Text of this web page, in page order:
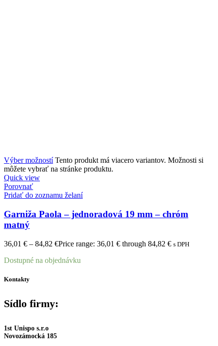
Výber možností Tento produkt má viacero variantov. Možnosti si
môžete vybrať na stránke produktu.
Quick view
Porovnať
Pridať do zoznamu želaní
Garniža Paola – jednoradová 19 mm – chróm
matný
36,01 € – 84,82 €Price range: 36,01 € through 84,82 € s DPH
Dostupné na objednávku
Kontakty
Sídlo firmy:
1st Unispo s.r.o
Novozámocká 185